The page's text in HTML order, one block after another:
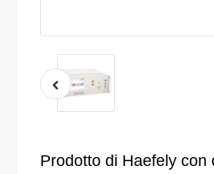
Prodotto di Haefely con